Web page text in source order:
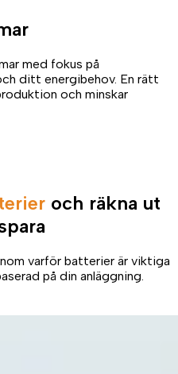
med fokus på
ditt energibehov. En rätt
och minskar
och räkna ut
varför batterier är viktiga
på din anläggning.